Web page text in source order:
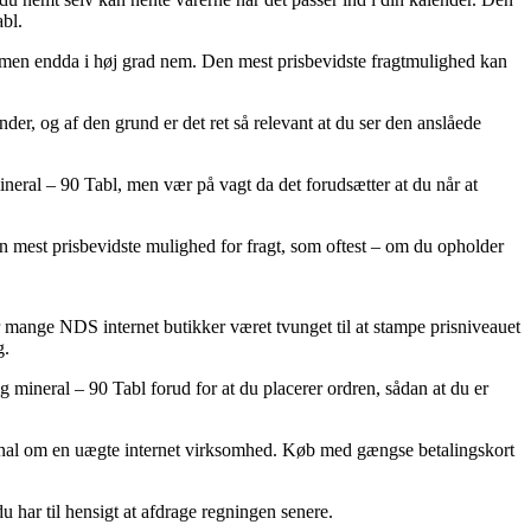
endda i høj grad nem. Den mest prisbevidste fragtmulighed kan
og af den grund er det ret så relevant at du ser den anslåede
– 90 Tabl, men vær på vagt da det forudsætter at du når at
prisbevidste mulighed for fragt, som oftest – om du opholder
NDS internet butikker været tvunget til at stampe prisniveauet
– 90 Tabl forud for at du placerer ordren, sådan at du er
om en uægte internet virksomhed. Køb med gængse betalingskort
til hensigt at afdrage regningen senere.